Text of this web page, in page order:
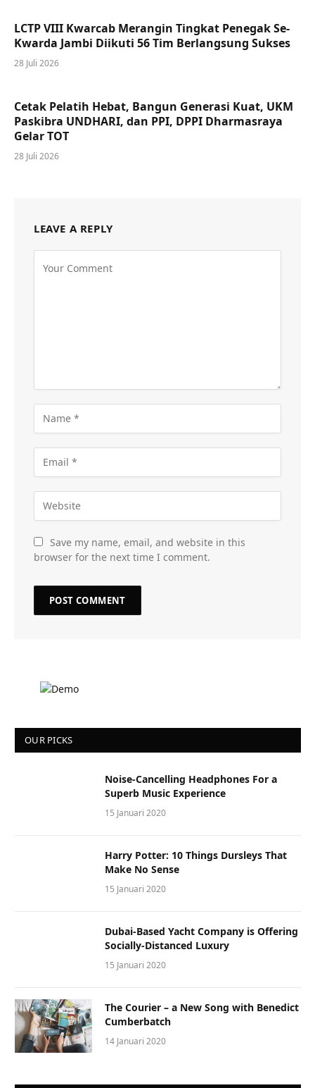
LCTP VIII Kwarcab Merangin Tingkat Penegak Se-
Kwarda Jambi Diikuti 56 Tim Berlangsung Sukses
28 Juli 2026
Cetak Pelatih Hebat, Bangun Generasi Kuat, UKM
Paskibra UNDHARI, dan PPI, DPPI Dharmasraya
Gelar TOT
28 Juli 2026
LEAVE A REPLY
Save my name, email, and website in this
browser for the next time I comment.
OUR PICKS
Noise-Cancelling Headphones For a
Superb Music Experience
15 Januari 2020
Harry Potter: 10 Things Dursleys That
Make No Sense
15 Januari 2020
Dubai-Based Yacht Company is Offering
Socially-Distanced Luxury
15 Januari 2020
The Courier – a New Song with Benedict
Cumberbatch
14 Januari 2020